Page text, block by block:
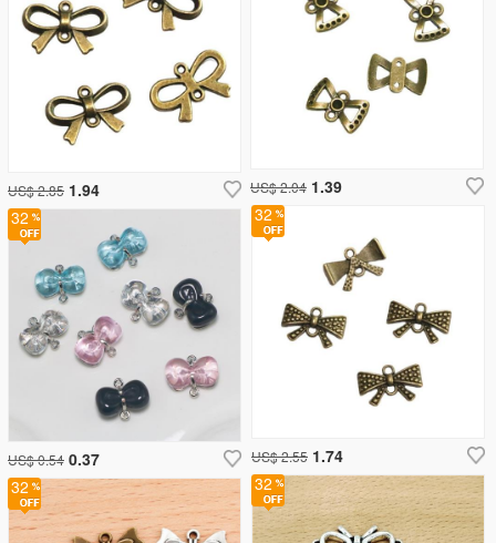
US$ 2.85 1.94 US$ 2.04 1.39
32
US$ 2.55 1.74
32
32
US$ 0.54 0.37
32